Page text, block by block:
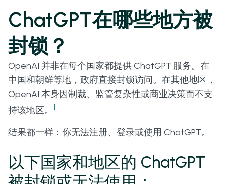
ChatGPT在哪些地方被
封锁？
OpenAI 并非在每个国家都提供 ChatGPT 服务。在
中国和朝鲜等地，政府直接封锁访问。在其他地区，
OpenAI 本身因制裁、监管复杂性或商业决策而不支
持该地区。
1
结果都一样：你无法注册、登录或使用 ChatGPT。
以下国家和地区的 ChatGPT